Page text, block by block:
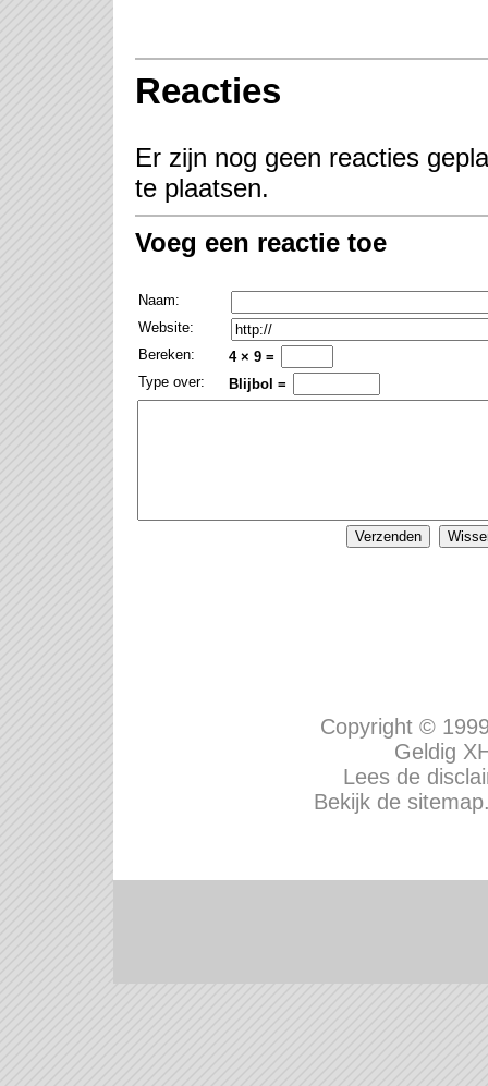
Reacties
Er zijn nog geen reacties
te plaatsen.
Voeg een reactie toe
Naam:
Website:
Bereken:
4 × 9 =
Type over:
Blijbol =
Copyright ©
Geldig
Lees de
Bekijk de